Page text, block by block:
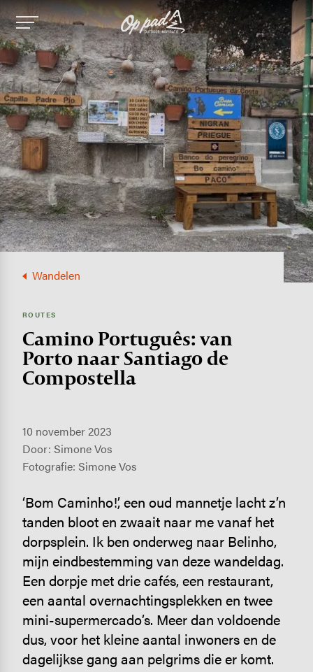
Image
Wandelen
ROUTES
Camino Português: van
Porto naar Santiago de
Compostella
10 november 2023
Door: Simone Vos
Fotografie: Simone Vos
‘Bom Caminho!’, een oud mannetje lacht z’n
tanden bloot en zwaait naar me vanaf het
dorpsplein. Ik ben onderweg naar Belinho,
mijn eindbestemming van deze wandeldag.
Een dorpje met drie cafés, een restaurant,
een aantal overnachtingsplekken en twee
mini-supermercado’s. Meer dan voldoende
dus, voor het kleine aantal inwoners en de
dagelijkse gang aan pelgrims die er komt.